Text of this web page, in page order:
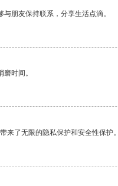
朋友保持联系，分享生活点滴。
时间。
来了无限的隐私保护和安全性保护